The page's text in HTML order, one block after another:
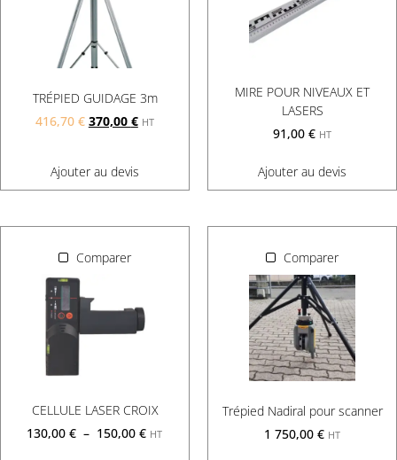
TRÉPIED GUIDAGE 3m
416,70 € 370,00 € HT
Ajouter au devis
MIRE POUR NIVEAUX ET
LASERS
91,00 € HT
Ajouter au devis
Comparer
CELLULE LASER CROIX
130,00€ – 150,00€ HT
Comparer
Trépied Nadiral pour scanner
1 750,00 € HT